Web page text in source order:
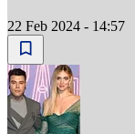
22 Feb 2024 - 14:57